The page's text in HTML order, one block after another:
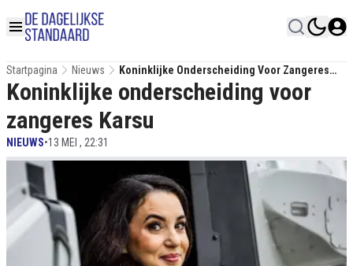
Startpagina Nieuws
Koninklijke Onderscheiding Voor Zangeres
Karsu
Koninklijke onderscheiding voor
zangeres Karsu
NIEUWS•13 MEI , 22:31